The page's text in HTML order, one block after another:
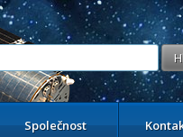
Společnost